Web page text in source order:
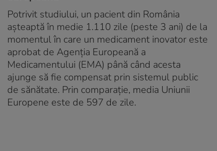
Potrivit studiului, un pacient din România
așteaptă în medie 1.110 zile (peste 3 ani) de la
momentul în care un medicament inovator este
aprobat de Agenția Europeană a
Medicamentului (EMA) până când acesta
ajunge să fie compensat prin sistemul public
de sănătate. Prin comparație, media Uniunii
Europene este de 597 de zile.